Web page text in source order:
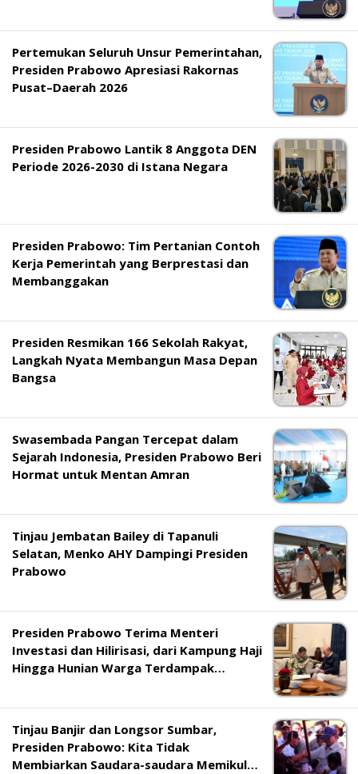
Pertemukan Seluruh Unsur Pemerintahan,
Presiden Prabowo Apresiasi Rakornas
Pusat–Daerah 2026
Presiden Prabowo Lantik 8 Anggota DEN
Periode 2026-2030 di Istana Negara
Presiden Prabowo: Tim Pertanian Contoh
Kerja Pemerintah yang Berprestasi dan
Membanggakan
Presiden Resmikan 166 Sekolah Rakyat,
Langkah Nyata Membangun Masa Depan
Bangsa
Swasembada Pangan Tercepat dalam
Sejarah Indonesia, Presiden Prabowo Beri
Hormat untuk Mentan Amran
Tinjau Jembatan Bailey di Tapanuli
Selatan, Menko AHY Dampingi Presiden
Prabowo
Presiden Prabowo Terima Menteri
Investasi dan Hilirisasi, dari Kampung Haji
Hingga Hunian Warga Terdampak
Tinjau Banjir dan Longsor Sumbar,
Presiden Prabowo: Kita Tidak
Membiarkan Saudara-saudara Memikul